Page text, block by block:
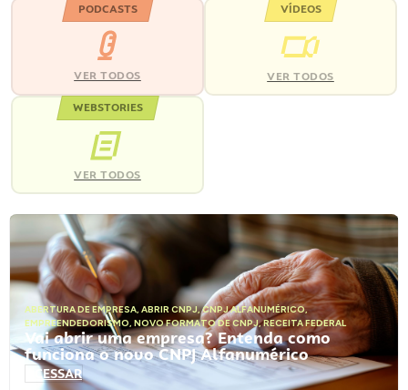
PODCASTS
VER TODOS
VÍDEOS
VER TODOS
WEBSTORIES
VER TODOS
ABERTURA DE EMPRESA, ABRIR CNPJ,CNPJ ALFANUMÉRICO,
EMPREENDEDORISMO, NOVO FORMATO DE CNPJ,RECEITA FEDERAL
Vai abrir uma empresa? Entenda como
funciona o novo CNPJ Alfanumérico
ACESSAR